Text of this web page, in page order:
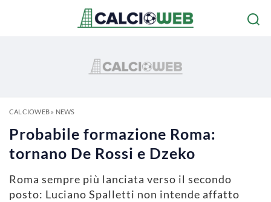
CALCIOWEB» NEWS
Probabile formazione Roma:
tornano De Rossi e Dzeko
Roma sempre più lanciata verso il secondo
posto: Luciano Spalletti non intende affatto